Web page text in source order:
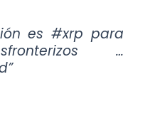
es #xrp para
…